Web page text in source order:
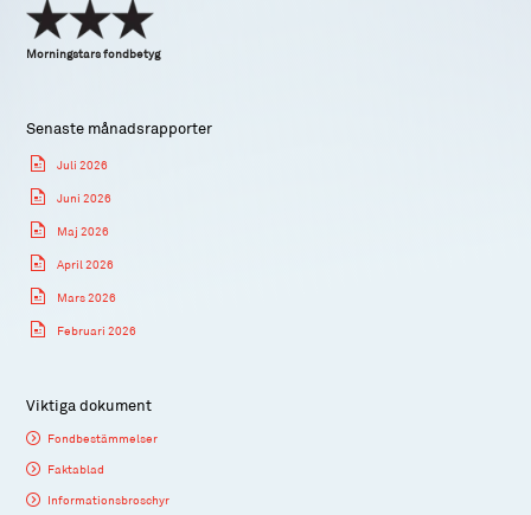
Morningstars fondbetyg
Senaste månadsrapporter
Juli 2026
Juni 2026
Maj 2026
April 2026
Mars 2026
Februari 2026
Viktiga dokument
Fondbestämmelser
Faktablad
Informationsbroschyr